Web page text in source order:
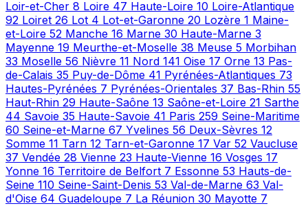
Loir-et-Cher 8 Loire 47 Haute-Loire 10 Loire-Atlantique
92 Loiret 26 Lot 4 Lot-et-Garonne 20 Lozère 1 Maine-
et-Loire 52 Manche 16 Marne 30 Haute-Marne 3
Mayenne 19 Meurthe-et-Moselle 38 Meuse 5 Morbihan
33 Moselle 56 Nièvre 11 Nord 141 Oise 17 Orne 13 Pas-
de-Calais 35 Puy-de-Dôme 41 Pyrénées-Atlantiques 73
Hautes-Pyrénées 7 Pyrénées-Orientales 37 Bas-Rhin 55
Haut-Rhin 29 Haute-Saône 13 Saône-et-Loire 21 Sarthe
44 Savoie 35 Haute-Savoie 41 Paris 259 Seine-Maritime
60 Seine-et-Marne 67 Yvelines 56 Deux-Sèvres 12
Somme 11 Tarn 12 Tarn-et-Garonne 17 Var 52 Vaucluse
37 Vendée 28 Vienne 23 Haute-Vienne 16 Vosges 17
Yonne 16 Territoire de Belfort 7 Essonne 53 Hauts-de-
Seine 110 Seine-Saint-Denis 53 Val-de-Marne 63 Val-
d'Oise 64 Guadeloupe 7 La Réunion 30 Mayotte 7